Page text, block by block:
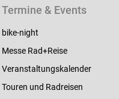
Termine & Events
bike-night
Messe Rad+Reise
Veranstaltungskalender
Touren und Radreisen